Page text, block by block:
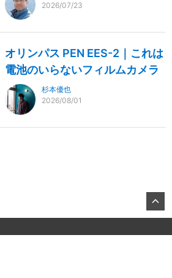
2026/07/23
オリンパス PEN EES-2｜これは
電池のいらないフィルムカメラ
杉本優也
2026/08/01